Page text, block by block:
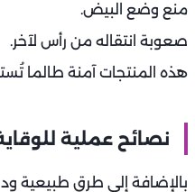
منع وضع البيض.
صعوبة انتقاله من رأس لآخر.
هذه المنتجات آمنة طالما
نصائح عملية
بالإضافة إلى طرق طبيعية